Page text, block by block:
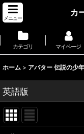
メニュー
カ
カテゴリ マイページ
ホーム > アバター 伝説の少
英語版